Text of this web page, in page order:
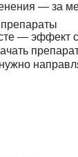
— за
— эффект